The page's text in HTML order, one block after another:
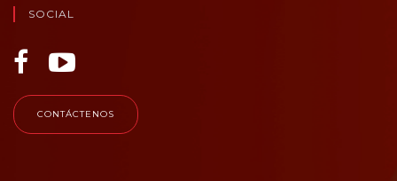
SOCIAL
CONTÁCTENOS